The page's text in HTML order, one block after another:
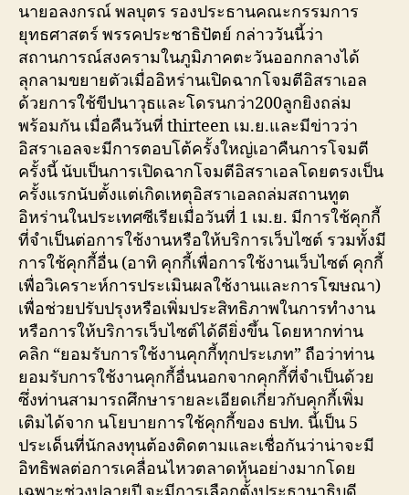
นายอลงกรณ์ พลบุตร รองประธานคณะกรรมการ
ยุทธศาสตร์ พรรคประชาธิปัตย์ กล่าววันนี้ว่า
สถานการณ์สงครามในภูมิภาคตะวันออกกลางได้
ลุกลามขยายตัวเมื่ออิหร่านเปิดฉากโจมตีอิสราเอล
ด้วยการใช้ขีปนาวุธและโดรนกว่า200ลูกยิงถล่ม
พร้อมกัน เมื่อคืนวันที่ thirteen เม.ย.และมีข่าวว่า
อิสราเอลจะมีการตอบโต้ครั้งใหญ่เอาคืนการโจมตี
ครั้งนี้ นับเป็นการเปิดฉากโจมตีอิสราเอลโดยตรงเป็น
ครั้งแรกนับตั้งแต่เกิดเหตุอิสราเอลถล่มสถานทูต
อิหร่านในประเทศซีเรียเมื่อวันที่ 1 เม.ย. มีการใช้คุกกี้
ที่จำเป็นต่อการใช้งานหรือให้บริการเว็บไซต์ รวมทั้งมี
การใช้คุกกี้อื่น (อาทิ คุกกี้เพื่อการใช้งานเว็บไซต์ คุกกี้
เพื่อวิเคราะห์การประเมินผลใช้งานและการโฆษณา)
เพื่อช่วยปรับปรุงหรือเพิ่มประสิทธิภาพในการทำงาน
หรือการให้บริการเว็บไซต์ได้ดียิ่งขึ้น โดยหากท่าน
คลิก “ยอมรับการใช้งานคุกกี้ทุกประเภท” ถือว่าท่าน
ยอมรับการใช้งานคุกกี้อื่นนอกจากคุกกี้ที่จำเป็นด้วย
ซึ่งท่านสามารถศึกษารายละเอียดเกี่ยวกับคุกกี้เพิ่ม
เติมได้จาก นโยบายการใช้คุกกี้ของ ธปท. นี้เป็น 5
ประเด็นที่นักลงทุนต้องติดตามและเชื่อกันว่าน่าจะมี
อิทธิพลต่อการเคลื่อนไหวตลาดหุ้นอย่างมากโดย